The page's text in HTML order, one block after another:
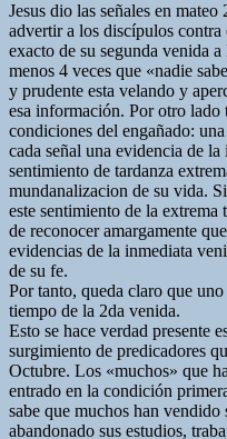
Jesus dio las señales en
advertir a los discípulos
exacto de su segunda venida
menos 4 veces que «nadie
y prudente esta velando y
esa información. Por otro lado
condiciones del engañado:
cada señal una evidencia de
sentimiento de tardanza
mundanalizacion de su vida.
este sentimiento de la extrema
de reconocer amargamente
evidencias de la inmediata
de su fe.
Por tanto, queda claro que
tiempo de la 2da venida.
Esto se hace verdad presente
surgimiento de predicadores
Octubre. Los «muchos» que
entrado en la condición
sabe que muchos han vendido
abandonado sus estudios,